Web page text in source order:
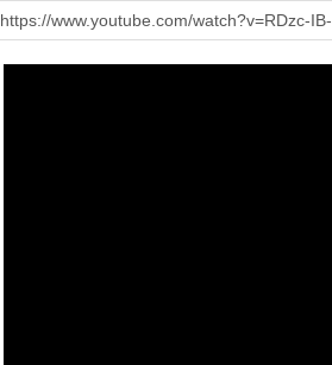
https://www.youtube.com/watch?v=RDzc-